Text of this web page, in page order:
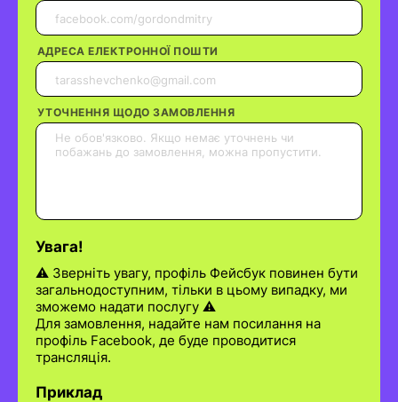
АДРЕСА ЕЛЕКТРОННОЇ ПОШТИ
УТОЧНЕННЯ ЩОДО ЗАМОВЛЕННЯ
Увага!
⚠️ Зверніть увагу, профіль Фейсбук повинен бути
загальнодоступним, тільки в цьому випадку, ми
зможемо надати послугу ⚠️
Для замовлення, надайте нам посилання на
профіль Facebook, де буде проводитися
трансляція.
Приклад